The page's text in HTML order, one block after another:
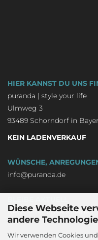
Diese Webseite
andere
Wir verwenden Cookies
HIER KANNST DU UNS
puranda | style your life
Ulmweg 3
93489 Schorndorf in
KEIN LADENVERKAUF
WÜNSCHE,
info@puranda.de
Newsletter an-/abmelden
FOLGE UNS - WE LOVE IT